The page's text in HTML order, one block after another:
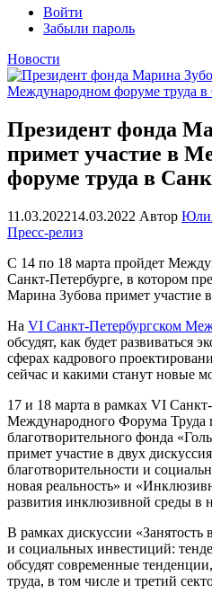
Войти
Забыли пароль
Новости
Президент фонда
примет участие в
форуме труда в
11.03.202214.03.2022 Автор
Пресс-релиз
С 14 по 18 марта пройдет
Санкт-Петербурге, в котором
Марина Зубова примет участие в
На VI Санкт-Петербургском
обсудят, как будет развиваться
сферах кадрового
сейчас и какими станут новые
17 и 18 марта в рамках VI
Международного Форума Труда
благотворительного фонда
примет участие в двух
благотворительности и
новая реальность» и
развития инклюзивной среды в
В рамках дискуссии «Занятость
и социальных инвестиций:
обсудят современные
труда, в том числе и третий